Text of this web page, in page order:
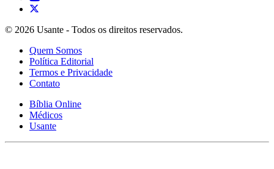
© 2026 Usante - Todos os direitos reservados.
Quem Somos
Política Editorial
Termos e Privacidade
Contato
Bíblia Online
Médicos
Usante